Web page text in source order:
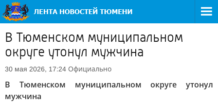
В Тюменском муниципальном
округе утонул мужчина
30 мая 2026, 17:24 Официально
В Тюменском муниципальном округе утонул
мужчина